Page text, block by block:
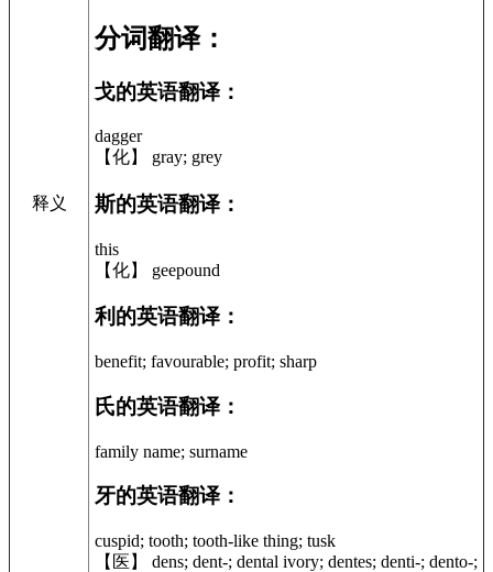
释义
分词翻译：
戈的英语翻译：
dagger
【化】 gray; grey
斯的英语翻译：
this
【化】 geepound
利的英语翻译：
benefit; favourable; profit; sharp
氏的英语翻译：
family name; surname
牙的英语翻译：
cuspid; tooth; tooth-like thing; tusk
【医】 dens; dent-; dental ivory; dentes; denti-; dento-;